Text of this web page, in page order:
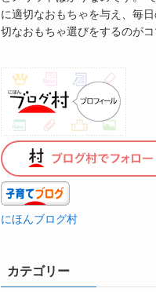
に適切なおもちゃを与え、毎
切なおもちゃ選びをするのがコ
にほんブログ村
カテゴリー